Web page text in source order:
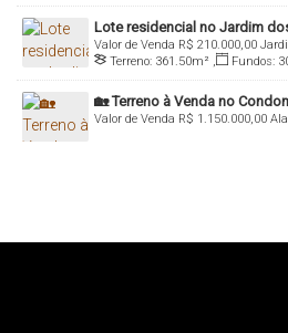
Lote residencial no Jardim
R$ 210.000,00
Valor de Venda
BrasilTerreno: 361 .50m² , Fundos:
🏡 Terreno à Venda no
Sorriso MT!
R$ 1.150.000,00
Valor de Venda